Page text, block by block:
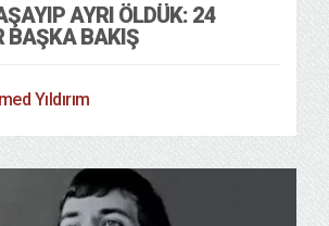
AYRI ÖLDÜK: 24
BAŞKA BAKIŞ
Yıldırım